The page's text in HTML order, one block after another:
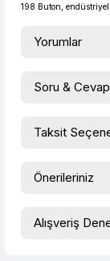
198 Buton, endüstriyel
Yorumlar
Soru & Cevap
Taksit
Önerileriniz
konularda
Alışveriş